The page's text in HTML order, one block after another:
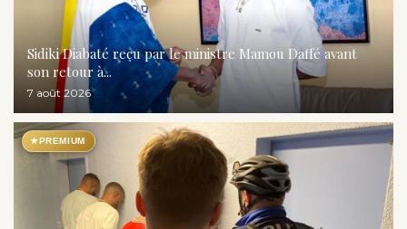
Sidiki Diabaté reçu par le ministre Mamou Daffé avant
son retour à...
7 août 2026
★PREMIUM